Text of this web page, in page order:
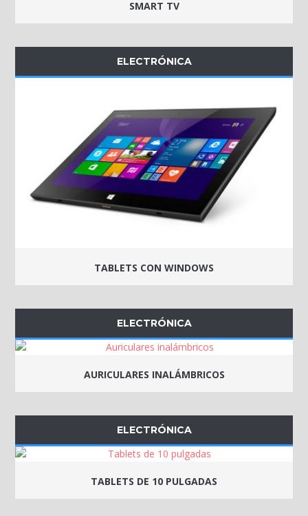
SMART TV
ELECTRÓNICA
TABLETS CON WINDOWS
ELECTRÓNICA
AURICULARES INALÁMBRICOS
ELECTRÓNICA
TABLETS DE 10 PULGADAS